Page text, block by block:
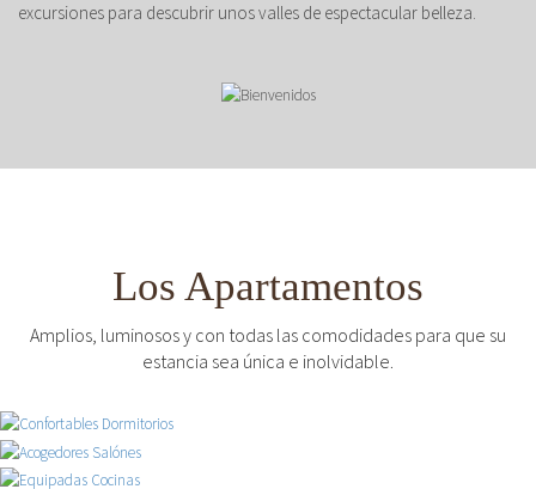
excursiones para descubrir unos valles de espectacular belleza.
Los Apartamentos
Amplios, luminosos y con todas las comodidades para que su
estancia sea única e inolvidable.